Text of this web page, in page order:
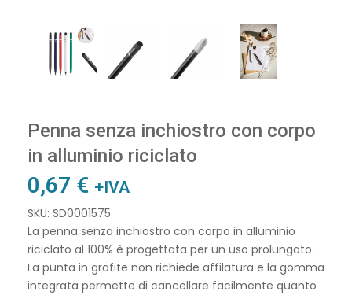
Penna senza inchiostro con corpo
in alluminio riciclato
0,67 € +IVA
SKU: SD0001575
La penna senza inchiostro con corpo in alluminio
riciclato al 100% è progettata per un uso prolungato.
La punta in grafite non richiede affilatura e la gomma
integrata permette di cancellare facilmente quanto